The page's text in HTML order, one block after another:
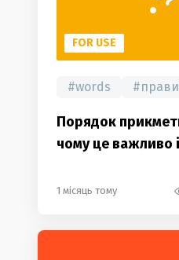
FOR USE
#words #
Порядок
чому це важливо
1 місяць тому